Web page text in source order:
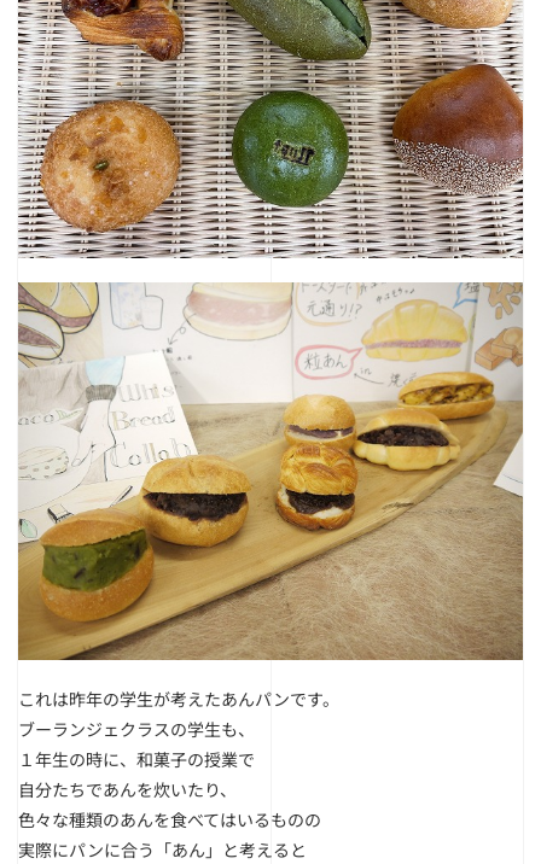
これは昨年の学生が考えたあんパンです。
ブーランジェクラスの学生も、
１年生の時に、和菓子の授業で
自分たちであんを炊いたり、
色々な種類のあんを食べてはいるものの
実際にパンに合う「あん」と考えると